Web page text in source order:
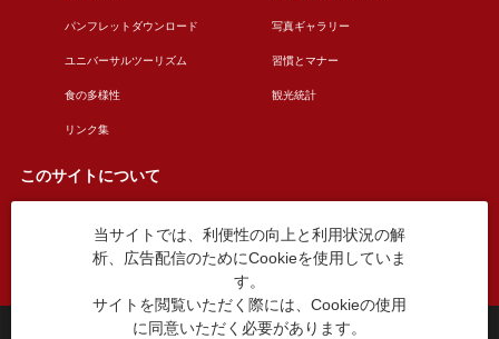
パンフレットダウンロード 写真ギャラリー
ユニバーサルツーリズム 習慣とマナー
食の多様性 観光統計
リンク集
このサイトについて
このサイトについて 広告掲載について
お問い合わせ
台東区役所観光課
当サイトでは、利便性の向上と利用状況の解
析、広告配信のためにCookieを使用していま
す。
サイトを閲覧いただく際には、Cookieの使用
に同意いただく必要があります。